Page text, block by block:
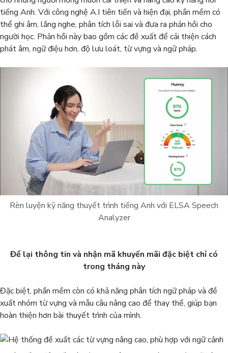
tiếng Anh. Với công nghệ A.I tiên tiến và hiện đại, phần mềm có
thể ghi âm, lắng nghe, phân tích lỗi sai và đưa ra phản hồi cho
người học. Phản hồi này bao gồm các đề xuất để cải thiện cách
phát âm, ngữ điệu hơn, độ lưu loát, từ vựng và ngữ pháp.
Rèn luyện kỹ năng thuyết trình tiếng Anh với ELSA Speech
Analyzer
Để lại thông tin và nhận mã khuyến mãi đặc biệt chỉ có
trong tháng này
Đặc biệt, phần mềm còn có khả năng phân tích ngữ pháp và đề
xuất nhóm từ vựng và mẫu câu nâng cao để thay thế, giúp bạn
hoàn thiện hơn bài thuyết trình của mình.